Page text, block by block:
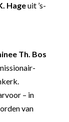
Hageuit ’s-
Th. Bos
– in
van